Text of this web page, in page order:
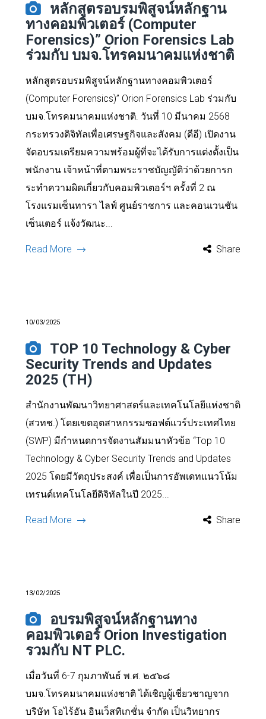
หลักสูตรอบรมพิสูจน์หลักฐาน
ทางคอมพิวเตอร์ (Computer
Forensics)” Orion Forensics Lab
ร่วมกับ บมจ.โทรคมนาคมแห่งชาติ
หลักสูตรอบรมพิสูจน์หลักฐานทางคอมพิวเตอร์
(Computer Forensics)” Orion Forensics Lab ร่วมกับ
บมจ.โทรคมนาคมแห่งชาติ. วันที่ 10 มีนาคม 2568
กระทรวงดิจิทัลเพื่อเศรษฐกิจและสังคม (ดีอี) เปิดงาน
จัดอบรมเตรียมความพร้อมผู้ที่จะได้รับการแต่งตั้งเป็น
พนักงาน เจ้าหน้าที่ตามพระราชบัญญัติว่าด้วยการก
ระทำความผิดเกี่ยวกับคอมพิวเตอร์ฯ ครั้งที่ 2 ณ
โรงแรมเซ็นทารา ไลฟ์ ศูนย์ราชการ และคอนเวนชัน
เซ็นเตอร์ แจ้งวัฒนะ...
Read More Share
10/03/2025
TOP 10 Technology & Cyber
Security Trends and Updates
2025 (TH)
สำนักงานพัฒนาวิทยาศาสตร์และเทคโนโลยีแห่งชาติ
(สวทช.) โดยเขตอุตสาหกรรมซอฟต์แวร์ประเทศไทย
(SWP) มีกำหนดการจัดงานสัมมนาหัวข้อ “Top 10
Technology & Cyber Security Trends and Updates
2025 โดยมีวัตถุประสงค์ เพื่อเป็นการอัพเดทแนวโน้ม
เทรนด์เทคโนโลยีดิจิทัลในปี 2025...
Read More Share
13/02/2025
อบรมพิสูจน์หลักฐานทาง
คอมพิวเตอร์ Orion Investigation
รวมกับ NT PLC.
เมื่อวันที่ 6-7 กุมภาพันธ์ พ.ศ. ๒๕๖๘
บมจ.โทรคมนาคมแห่งชาติ ได้เชิญผู้เชี่ยวชาญจาก
บริษัท โอไร้อัน อินเว็สทิเกชั่น จำกัด เป็นวิทยากร